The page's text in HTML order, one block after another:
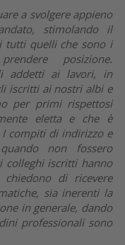
a svolgere appieno
stimolando il
tutti quelli che sono i
posizione.
addetti ai lavori, in
iscritti ai nostri albi e
per primi rispettosi
eletta e che è
I compiti di indirizzo e
non fossero
colleghi iscritti hanno
di ricevere
sia inerenti la
in generale, dando
professionali sono